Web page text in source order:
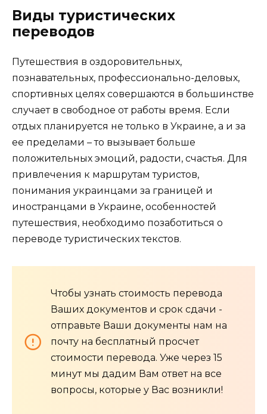
Виды туристических
переводов
Путешествия в оздоровительных,
познавательных, профессионально-деловых,
спортивных целях совершаются в большинстве
случает в свободное от работы время. Если
отдых планируется не только в Украине, а и за
ее пределами – то вызывает больше
положительных эмоций, радости, счастья. Для
привлечения к маршрутам туристов,
понимания украинцами за границей и
иностранцами в Украине, особенностей
путешествия, необходимо позаботиться о
переводе туристических текстов.
Чтобы узнать стоимость перевода
Ваших документов и срок сдачи -
отправьте Ваши документы нам на
почту на бесплатный просчет
стоимости перевода. Уже через 15
минут мы дадим Вам ответ на все
вопросы, которые у Вас возникли!